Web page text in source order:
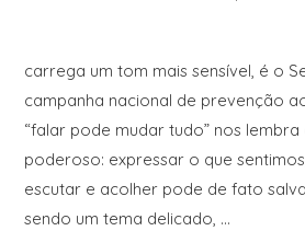
carrega um tom mais sensível, é o
campanha nacional de prevenção
“falar pode mudar tudo” nos lembra
poderoso: expressar o que
escutar e acolher pode de fato
sendo um tema delicado, …